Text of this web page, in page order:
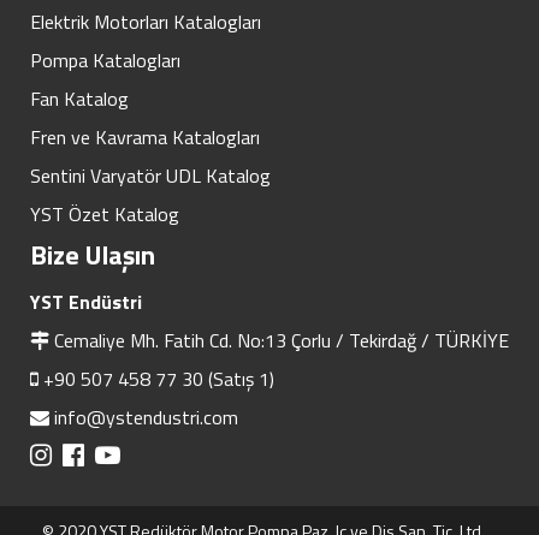
Elektrik Motorları Katalogları
Pompa Katalogları
Fan Katalog
Fren ve Kavrama Katalogları
Sentini Varyatör UDL Katalog
YST Özet Katalog
Bize Ulaşın
YST Endüstri
Cemaliye Mh. Fatih Cd. No:13 Çorlu / Tekirdağ / TÜRKİYE
+90 507 458 77 30 (Satış 1)
info@ystendustri.com